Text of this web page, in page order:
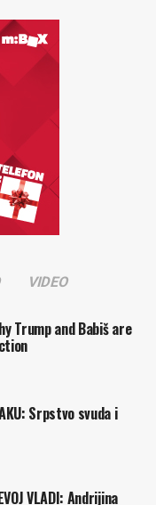
riječi predsjednika
sa spuštanja
drago
Samarana budu
epilog ovom Periskopu
Gradimir GOJER
VIDEO
Trump and Babiš are
Srpstvo svuda i
VLADI: Andrijina